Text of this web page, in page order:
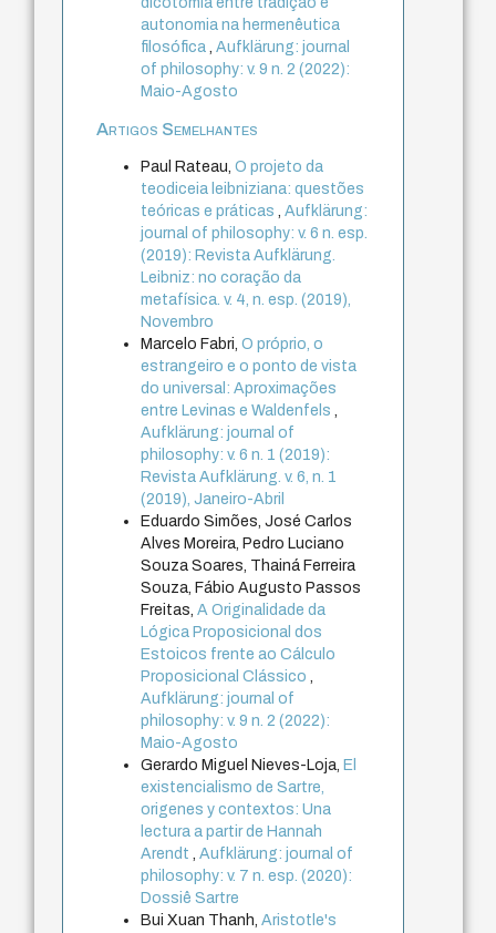
autonomia na hermenêutica
filosófica,Aufklärung: journal
of philosophy: v. 9 n. 2 (2022):
Maio-Agosto
Artigos Semelhantes
Paul Rateau,O projeto da
teodiceia leibniziana: questões
teóricas e práticas,Aufklärung:
journal of philosophy: v. 6 n. esp.
(2019): Revista Aufklärung.
Leibniz: no coração da
metafísica. v. 4, n. esp. (2019),
Novembro
Marcelo Fabri,O próprio, o
estrangeiro e o ponto de vista
do universal: Aproximações
entre Levinas e Waldenfels,
Aufklärung: journal of
philosophy: v. 6 n. 1 (2019):
Revista Aufklärung. v. 6, n. 1
(2019), Janeiro-Abril
Eduardo Simões, José Carlos
Alves Moreira, Pedro Luciano
Souza Soares, Thainá Ferreira
Souza, Fábio Augusto Passos
Freitas,A Originalidade da
Lógica Proposicional dos
Estoicos frente ao Cálculo
Proposicional Clássico,
Aufklärung: journal of
philosophy: v. 9 n. 2 (2022):
Maio-Agosto
Gerardo Miguel Nieves-Loja, El
existencialismo de Sartre,
origenes y contextos: Una
lectura a partir de Hannah
Arendt,Aufklärung: journal of
philosophy: v. 7 n. esp. (2020):
Dossiê Sartre
Bui Xuan Thanh,Aristotle's